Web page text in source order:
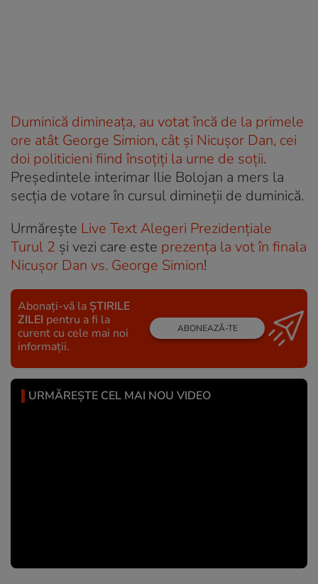
Duminică dimineața, au votat încă de la primele
ore atât George Simion, cât și Nicușor Dan, cei
doi politicieni fiind însoțiți la urne de soții.
Președintele interimar Ilie Bolojan a mers la
secția de votare în cursul dimineții de duminică.
Urmărește Live Text Alegeri Prezidențiale
Turul 2 și vezi care este prezența la vot în finala
Nicușor Dan vs. George Simion!
Abonați-vă la ȘTIRILE
ZILEI pentru a fi la
curent cu cele mai noi
informații.
ABONEAZĂ-TE
URMĂREȘTE CEL MAI NOU VIDEO